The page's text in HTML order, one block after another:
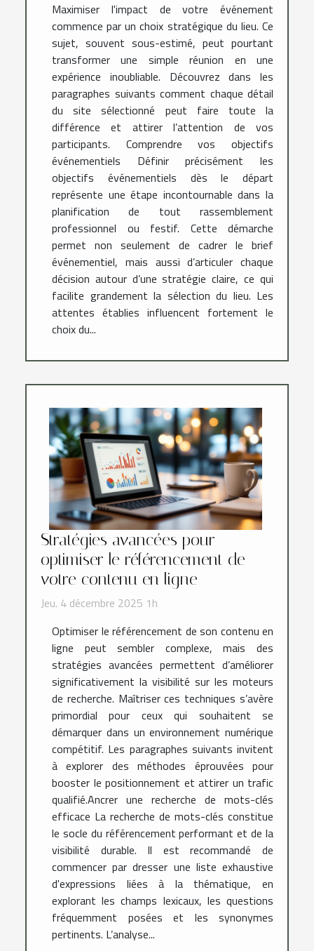
Maximiser l'impact de votre événement
commence par un choix stratégique du lieu. Ce
sujet, souvent sous-estimé, peut pourtant
transformer une simple réunion en une
expérience inoubliable. Découvrez dans les
paragraphes suivants comment chaque détail
du site sélectionné peut faire toute la
différence et attirer l’attention de vos
participants. Comprendre vos objectifs
événementiels Définir précisément les
objectifs événementiels dès le départ
représente une étape incontournable dans la
planification de tout rassemblement
professionnel ou festif. Cette démarche
permet non seulement de cadrer le brief
événementiel, mais aussi d’articuler chaque
décision autour d’une stratégie claire, ce qui
facilite grandement la sélection du lieu. Les
attentes établies influencent fortement le
choix du...
Stratégies avancées pour
optimiser le référencement de
votre contenu en ligne
Jeu. 4 décembre 2025 1h
Optimiser le référencement de son contenu en
ligne peut sembler complexe, mais des
stratégies avancées permettent d’améliorer
significativement la visibilité sur les moteurs
de recherche. Maîtriser ces techniques s’avère
primordial pour ceux qui souhaitent se
démarquer dans un environnement numérique
compétitif. Les paragraphes suivants invitent
à explorer des méthodes éprouvées pour
booster le positionnement et attirer un trafic
qualifié.Ancrer une recherche de mots-clés
efficace La recherche de mots-clés constitue
le socle du référencement performant et de la
visibilité durable. Il est recommandé de
commencer par dresser une liste exhaustive
d'expressions liées à la thématique, en
explorant les champs lexicaux, les questions
fréquemment posées et les synonymes
pertinents. L’analyse...